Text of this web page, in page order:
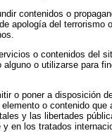
contenidos o
apología del terrorismo
o contenidos del
alguno o utilizarse para
o poner a disposición
o contenido que
y las libertades
en los tratados